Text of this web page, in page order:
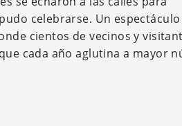
celebrarse. Un
cientos de vecinos y
cada año aglutina a mayor